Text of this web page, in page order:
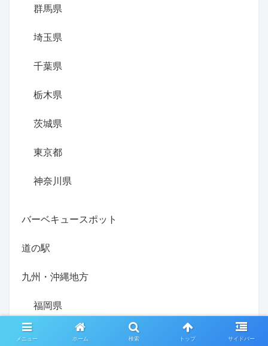
群馬県
埼玉県
千葉県
栃木県
茨城県
東京都
神奈川県
バーベキュースポット
道の駅
九州・沖縄地方
福岡県
メニュー ホーム 検索 トップ サイドバー